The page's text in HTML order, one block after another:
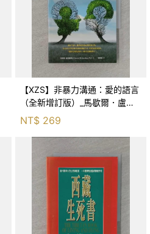
【XZS】非暴力溝通：愛的語言
（全新增訂版）_馬歇爾．盧森
堡, 蕭寶森
NT$ 269